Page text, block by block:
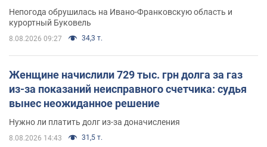
Непогода обрушилась на Ивано-Франковскую область и
курортный Буковель
8.08.2026 09:27 34,3 т.
Женщине начислили 729 тыс. грн долга за газ
из-за показаний неисправного счетчика: судья
вынес неожиданное решение
Нужно ли платить долг из-за доначисления
8.08.2026 14:43 31,5 т.